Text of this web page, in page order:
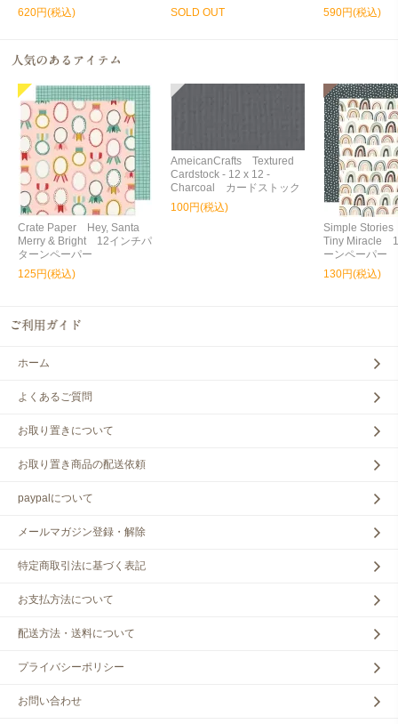
620円(税込)
SOLD OUT
590円(税込)
Crate Paper Hey, Santa
Merry & Bright 12インチパ
ターンペーパー
125円(税込)
AmeicanCrafts Textured
Cardstock - 12 x 12 -
Charcoal カードストック
100円(税込)
Simple
Tiny Miracle
ーンペーパー
130円(税込)
ホーム
よくあるご質問
お取り置きについて
お取り置き商品の配送依頼
paypalについて
メールマガジン登録・解除
特定商取引法に基づく表記
お支払方法について
配送方法・送料について
プライバシーポリシー
お問い合わせ